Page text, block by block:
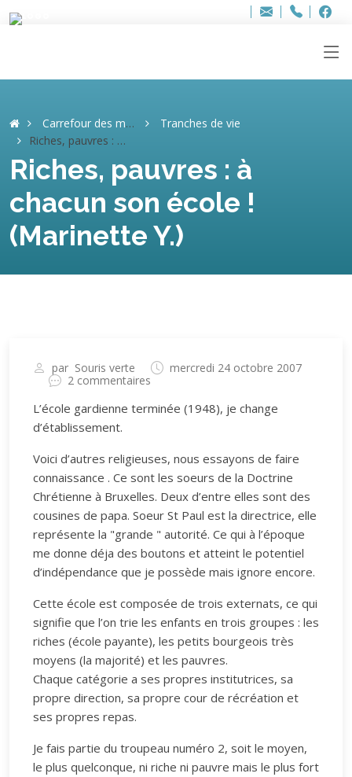
Adresse
info..hâthe..
Tel.
Tel.
Carrefour des mémoires
Tranches de vie
Riches, pauvres : à chacun son école ! (Marinette Y.)
Riches, pauvres : à
chacun son école !
(Marinette Y.)
par Souris verte
mercredi 24 octobre 2007
2 commentaires
L’école gardienne terminée (1948), je change
d’établissement.
Voici d’autres religieuses, nous essayons de faire
connaissance . Ce sont les soeurs de la Doctrine
Chrétienne à Bruxelles. Deux d’entre elles sont des
cousines de papa. Soeur St Paul est la directrice, elle
représente la "grande " autorité. Ce qui à l’époque
me donne déja des boutons et atteint le potentiel
d’indépendance que je possède mais ignore encore.
Cette école est composée de trois externats, ce qui
signifie que l’on trie les enfants en trois groupes : les
riches (école payante), les petits bourgeois très
moyens (la majorité) et les pauvres.
Chaque catégorie a ses propres institutrices, sa
propre direction, sa propre cour de récréation et
ses propres repas.
Je fais partie du troupeau numéro 2, soit le moyen,
le plus quelconque, ni riche ni pauvre mais le plus fort